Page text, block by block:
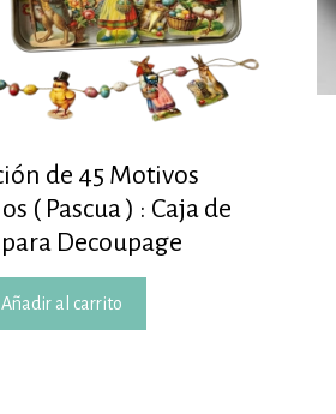
de 45 Motivos
( Pascua ) : Caja de
para Decoupage
Añadir al carrito